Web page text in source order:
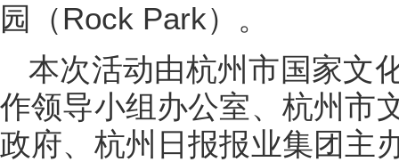
园（Rock Park）。
本次活动由杭州市国家文
作领导小组办公室、杭州市
政府、杭州日报报业集团主